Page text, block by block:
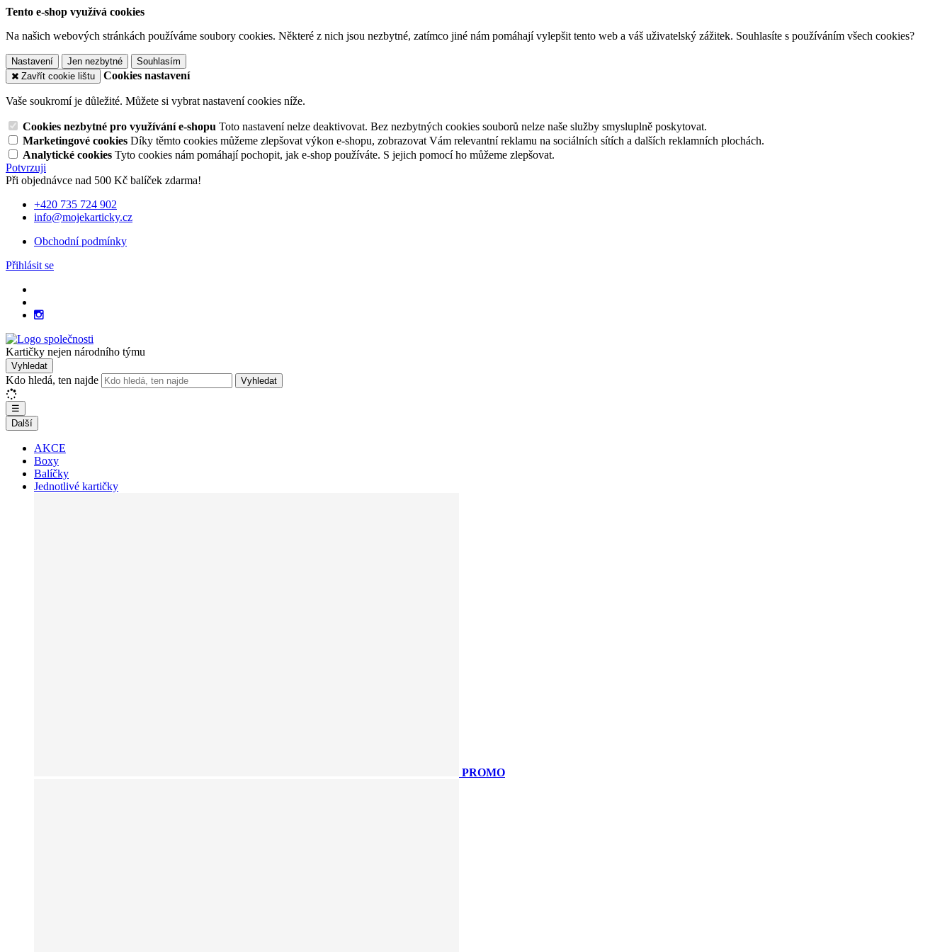
Tento e-shop využívá cookies
Na našich webových stránkách používáme soubory cookies. Některé z nich jsou nezbytné, zatímco jiné nám pomáhají vylepšit tento web a váš uživatelský zážitek. Souhlasíte s používáním všech cookies?
Nastavení Jen nezbytné
Souhlasím
Zavřít cookie lištu
Cookies nastavení
Vaše soukromí je důležité. Můžete si vybrat nastavení cookies níže.
Cookies nezbytné pro využívání e-shopu Toto nastavení nelze deaktivovat. Bez nezbytných cookies souborů nelze naše služby smysluplně poskytovat.
Marketingové cookies Díky těmto cookies můžeme zlepšovat výkon e-shopu, zobrazovat Vám relevantní reklamu na sociálních sítích a dalších reklamních plochách.
Analytické cookies Tyto cookies nám pomáhají pochopit, jak e-shop používáte. S jejich pomocí ho můžeme zlepšovat.
Potvrzuji
Při objednávce nad 500 Kč balíček zdarma!
+420 735 724 902
info@mojekarticky.cz
Obchodní podmínky
Přihlásit se
Kartičky nejen národního týmu
Vyhledat
Kdo hledá, ten najde Vyhledat
☰
Další
AKCE
Boxy
Balíčky
Jednotlivé kartičky
PROMO